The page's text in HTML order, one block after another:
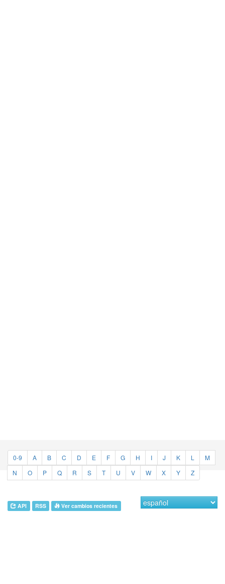
0-9 A B C D E F G H I J K L
M
N
O P Q R S T U V W X Y Z
API RSS Ver cambios recientes